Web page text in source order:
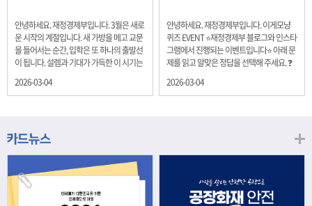
전달드립니다.
다.
안녕하세요. 재정경제부입니다. 3월은 새로
운 시작의 계절입니다. 새 가방을 메고 교문
을 들어서는 순간, 입학은 또 하나의 출발선
이 됩니다. 설렘과 기대가 가득한 이 시기는
래를 준비하는 첫 걸음이기도 합니다. 입학
니다. 배움이 쌓이는 시간, 인적자본 학교에
가는 과정입니다. 수업을 통해 배우는 전공
지식, 친구들과의 협업, 다양한 활동 속에서
얻는 문제 해결 경험은 모두 개인의 역량으
로 축적됩니다. 경제학에서는 이.......
2026-03-04
안녕하세요. 재정경제부입니다. 이게모냥
퀴즈 EVENT ⭐재정경제부 블로그와 인스타
그램에서 진행되는 이벤트입니다⭐ 아래 문
제를 읽고 알맞은 정답을 선택해 주세요. ❓
을 보이고 있는 개인투자용 국채를 3월에는
20년물 300억원입니다. 그렇다면 3월 개인
1,800억원 ④ 2,000억원 이벤트 안내 응모
기간: 2026년 3월 4일(수) ~ 3월 9일(월) 경
품: 커피쿠폰 (60명) 참여.......
2026-03-04